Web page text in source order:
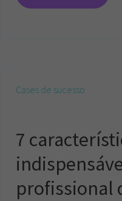
Cases de sucesso
7
profissional